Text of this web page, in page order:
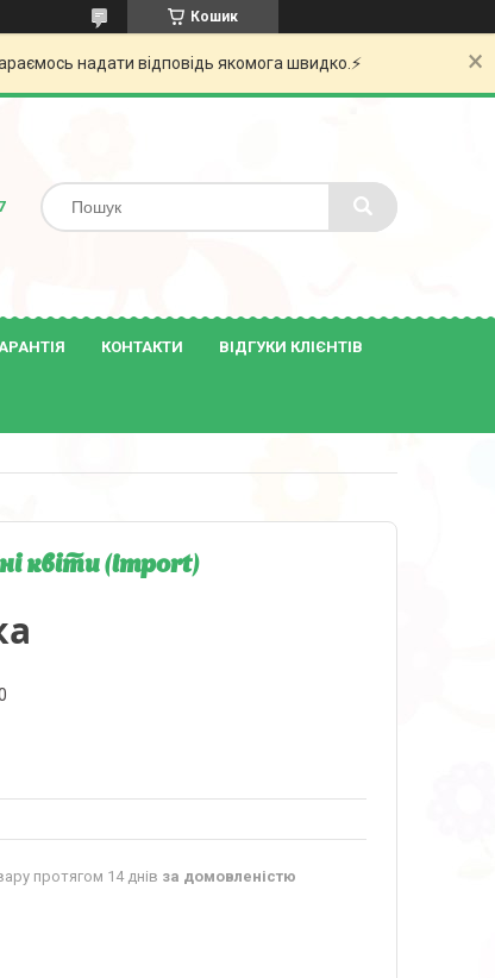
Кошик
надати відповідь якомога швидко.⚡️
КОНТАКТИ ВІДГУКИ КЛІЄНТІВ
квіти (import)
протягом 14 днів за домовленістю